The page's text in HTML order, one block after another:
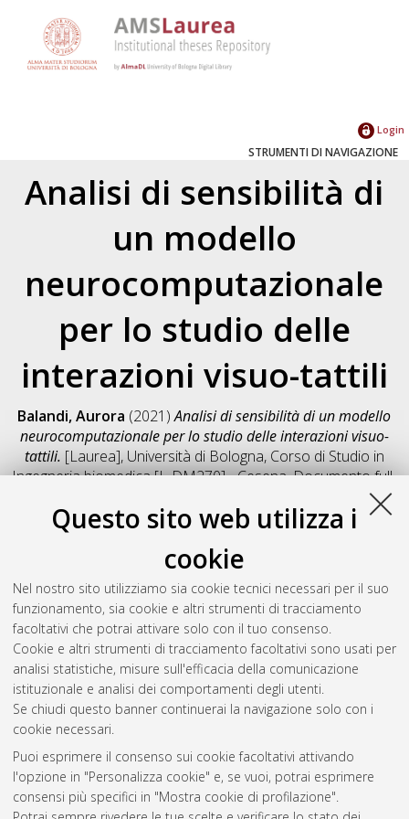
Questo sito web utilizza i
cookie
Nel nostro sito utilizziamo sia cookie tecnici necessari per il suo
funzionamento, sia cookie e altri strumenti di tracciamento
facoltativi che potrai attivare solo con il tuo consenso.
Cookie e altri strumenti di tracciamento facoltativi sono usati per
analisi statistiche, misure sull'efficacia della comunicazione
istituzionale e analisi dei comportamenti degli utenti.
Se chiudi questo banner continuerai la navigazione solo con i
cookie necessari.
Puoi esprimere il consenso sui cookie facoltativi attivando
l'opzione in "Personalizza cookie" e, se vuoi, potrai esprimere
consensi più specifici in "Mostra cookie di profilazione".
Login
STRUMENTI DI NAVIGAZIONE
Analisi di sensibilità di
un modello
neurocomputazionale
per lo studio delle
interazioni visuo-tattili
Balandi, Aurora (2021)Analisi di sensibilità di un modello
neurocomputazionale per lo studio delle interazioni visuo-
tattili. [Laurea], Università di Bologna, Corso di Studio in
Ingegneria biomedica [L-DM270] - Cesena, Documento full-
Salva citazione
Condividi
Il full-text non è disponibile per scelta dell'autore. (
Abstract
Altri metadati
Gestione del documento:
Atom
Rss 1.0